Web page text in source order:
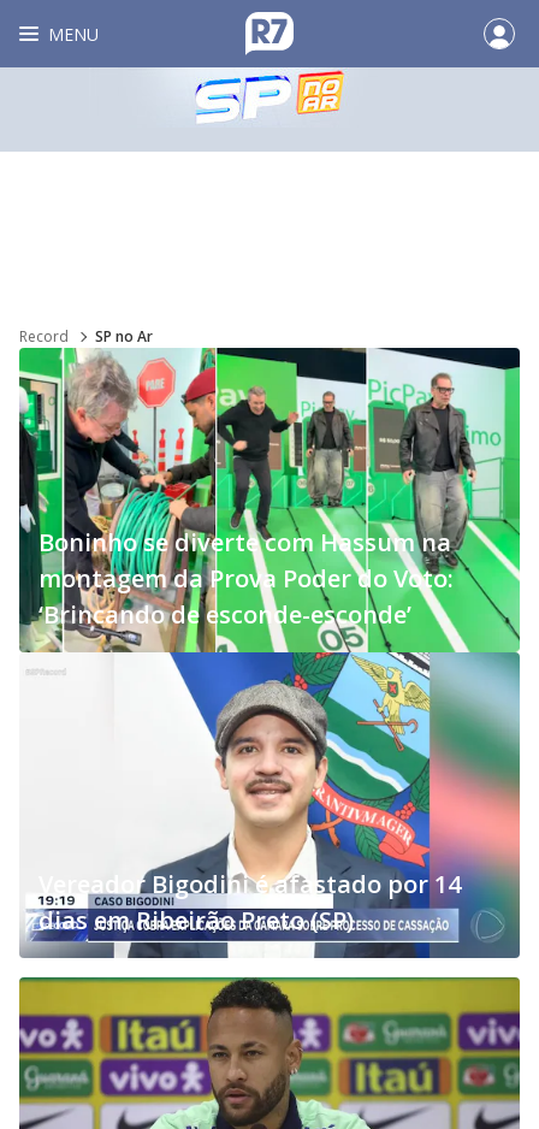
MENU
Record SP no Ar
Boninho se diverte com Hassum na
montagem da Prova Poder do Voto:
‘Brincando de esconde-esconde’
Vereador Bigodini é afastado por 14
dias em Ribeirão Preto (SP)